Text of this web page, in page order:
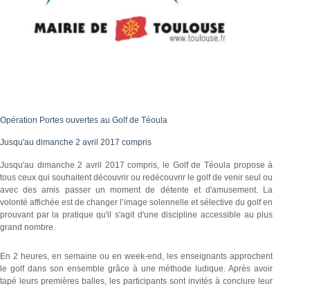
Opération Portes ouvertes au Golf de Téoula
Jusqu'au dimanche 2 avril 2017 compris
Jusqu'au dimanche 2 avril 2017 compris, le Golf de Téoula propose à
tous ceux qui souhaitent découvrir ou redécouvrir le golf de venir seul ou
avec des amis passer un moment de détente et d'amusement. La
volonté affichée est de changer l’image solennelle et sélective du golf en
prouvant par la pratique qu'il s'agit d'une discipline accessible au plus
grand nombre.
En 2 heures, en semaine ou en week-end, les enseignants approchent
le golf dans son ensemble grâce à une méthode ludique. Après avoir
tapé leurs premières balles, les participants sont invités à conclure leur